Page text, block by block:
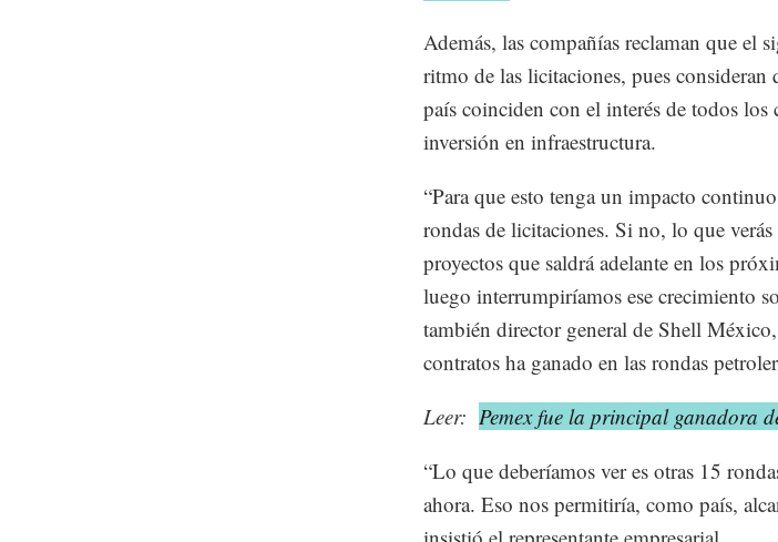
Además, las compañías reclaman que el
ritmo de las licitaciones, pues consideran
país coinciden con el interés de todos los
inversión en infraestructura.
“Para que esto tenga un impacto
rondas de licitaciones. Si no, lo que
proyectos que saldrá adelante en los
luego interrumpiríamos ese crecimiento
también director general de Shell
contratos ha ganado en las rondas
Leer: Pemex fue la principal ganadora
“Lo que deberíamos ver es otras 15
ahora. Eso nos permitiría, como país,